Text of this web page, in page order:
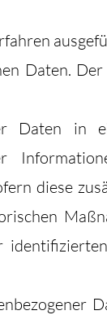
Daten.
Daten in
diese